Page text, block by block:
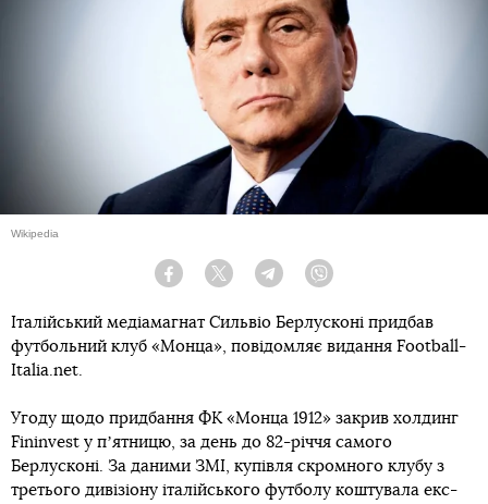
Wikipedia
Facebook Twitter Telegram
Італійський медіамагнат Сильвіо Берлусконі придбав
футбольний клуб «Монца», повідомляє видання Football-
Italia.net.
Угоду щодо придбання ФК «Монца 1912» закрив холдинг
Fininvest у пʼятницю, за день до 82-річчя самого
Берлусконі. За даними ЗМІ, купівля скромного клубу з
третього дивізіону італійського футболу коштувала екс-